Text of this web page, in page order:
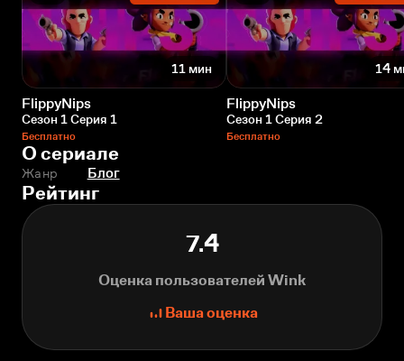
11 мин
FlippyNips
Сезон 1 Серия 1
Бесплатно
14
FlippyNips
Сезон 1 Серия 2
Бесплатно
О сериале
Жанр Блог
Рейтинг
7.4
Оценка пользователей Wink
Ваша оценка